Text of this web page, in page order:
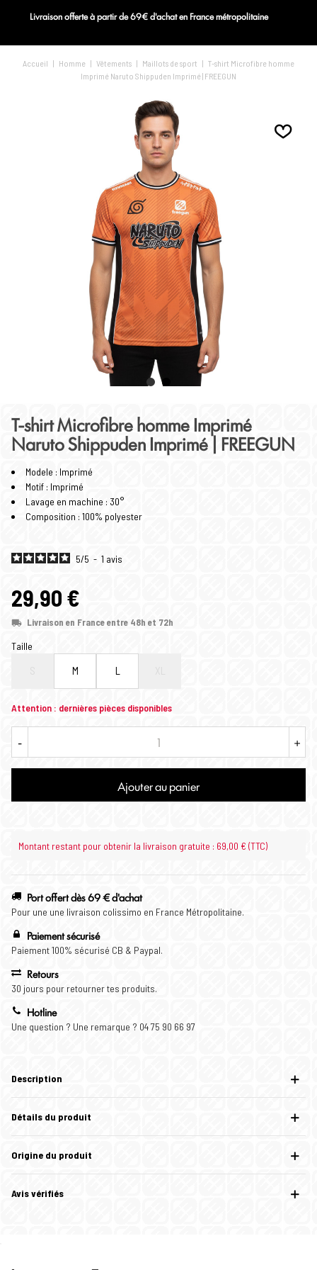
Livraison offerte à partir de 69€ d'achat en France métropolitaine
Accueil | Homme | Vêtements | Maillots de sport | T-shirt Microfibre homme
Imprimé Naruto Shippuden Imprimé | FREEGUN
T-shirt Microfibre homme Imprimé
Naruto Shippuden Imprimé | FREEGUN
Modele : Imprimé
Motif : Imprimé
Lavage en machine : 30°
Composition : 100% polyester
5/5 - 1 avis
29,90 €
Livraison en France entre 48h et 72h
Taille
M L
Attention : dernières pièces disponibles
- +
Ajouter au panier
Montant restant pour obtenir la livraison gratuite : 69,00 € (TTC)
Port offert dès 69 € d'achat
Pour une une livraison colissimo en France Métropolitaine.
Paiement sécurisé
Paiement 100% sécurisé CB & Paypal.
Retours
30 jours pour retourner tes produits.
Hotline
Une question ? Une remarque ? 04 75 90 66 97
Description
Détails du produit
Origine du produit
Avis vérifiés